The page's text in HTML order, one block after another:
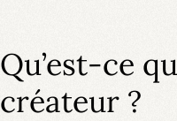
Qu’est-ce
créateur ?